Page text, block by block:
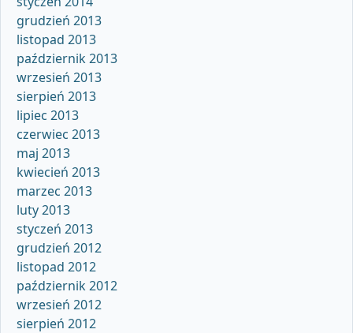
grudzień 2013
listopad 2013
październik 2013
wrzesień 2013
sierpień 2013
lipiec 2013
czerwiec 2013
maj 2013
kwiecień 2013
marzec 2013
luty 2013
styczeń 2013
grudzień 2012
listopad 2012
październik 2012
wrzesień 2012
sierpień 2012